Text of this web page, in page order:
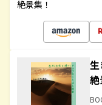
絶景集！
絶